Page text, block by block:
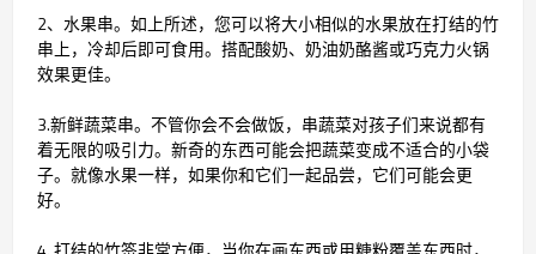
2、水果串。如上所述，您可以将大小相似的水果放在打结的竹
串上，冷却后即可食用。搭配酸奶、奶油奶酪酱或巧克力火锅
效果更佳。
3.新鲜蔬菜串。不管你会不会做饭，串蔬菜对孩子们来说都有
着无限的吸引力。新奇的东西可能会把蔬菜变成不适合的小袋
子。就像水果一样，如果你和它们一起品尝，它们可能会更
好。